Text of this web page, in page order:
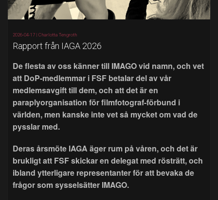
2026-04-17 | Charlotta Tengroth
Rapport från IAGA 2026
De flesta av oss känner till IMAGO vid namn, och vet
att DoP-medlemmar i FSF betalar del av vår
medlemsavgift till dem, och att det är en
paraplyorganisation för filmfotograf-förbund i
världen, men kanske inte vet så mycket om vad de
pysslar med.
Deras årsmöte IAGA äger rum på våren, och det är
brukligt att FSF skickar en delegat med rösträtt, och
ibland ytterligare representanter för att bevaka de
frågor som sysselsätter IMAGO.